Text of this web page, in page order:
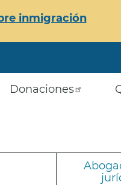
inmigración
Donaciones